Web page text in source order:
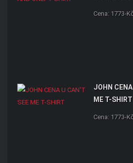
Cena: 1773-
JOHN
ME T-SHIRT
Cena: 1773-